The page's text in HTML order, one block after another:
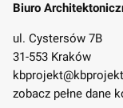
Biuro
ul. Cystersów 7B
31-553 Kraków
zobacz pełne dane